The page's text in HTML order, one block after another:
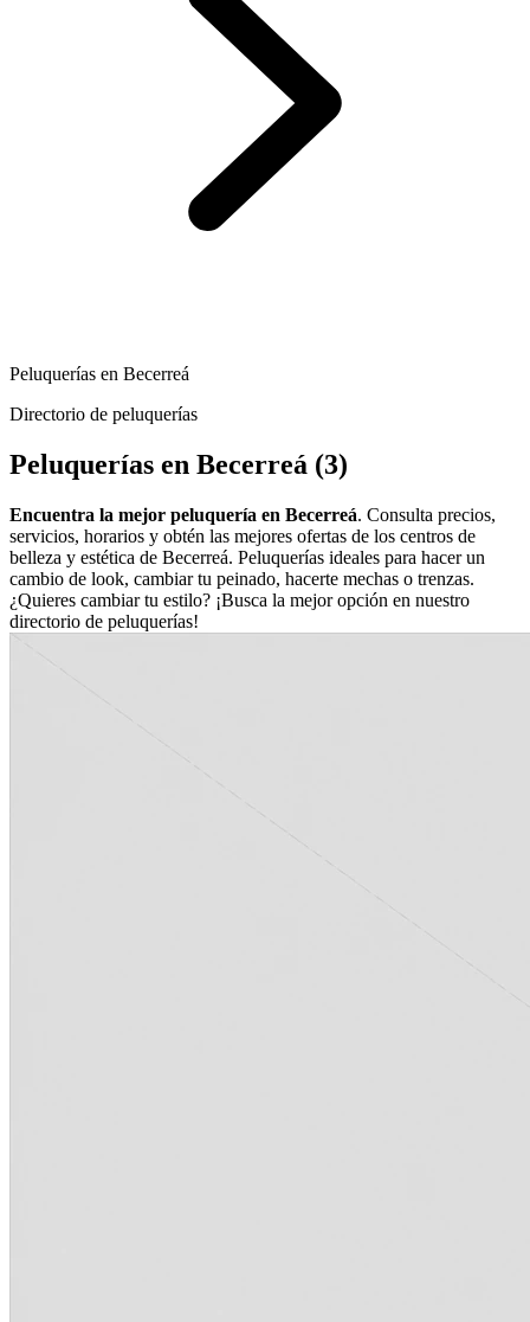
Peluquerías en Becerreá
Directorio de peluquerías
Peluquerías en Becerreá (3)
Encuentra la mejor peluquería en Becerreá. Consulta precios,
servicios, horarios y obtén las mejores ofertas de los centros de
belleza y estética de Becerreá. Peluquerías ideales para hacer un
cambio de look, cambiar tu peinado, hacerte mechas o trenzas.
¿Quieres cambiar tu estilo? ¡Busca la mejor opción en nuestro
directorio de peluquerías!